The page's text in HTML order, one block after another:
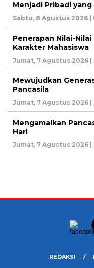
Menjadi Pribadi
Sabtu, 8 Agustus 2026 |
Penerapan Nilai-
Karakter Mahasiswa
Jumat, 7 Agustus 2026 |
Mewujudkan
Pancasila
Jumat, 7 Agustus 2026 |
Mengamalkan
Hari
Jumat, 7 Agustus 2026 |
REDAKSI